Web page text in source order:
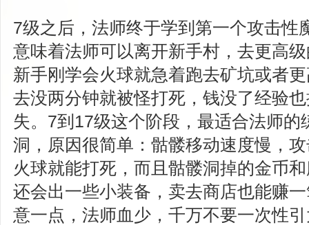
7级之后，法师终于学到第一个攻击
意味着法师可以离开新手村，去更高
新手刚学会火球就急着跑去矿坑或者
去没两分钟就被怪打死，钱没了经验
失。7到17级这个阶段，最适合法师的
洞，原因很简单：骷髅移动速度慢，
火球就能打死，而且骷髅洞掉的金币
还会出一些小装备，卖去商店也能赚
意一点，法师血少，千万不要一次性